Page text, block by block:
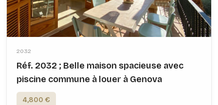
2032
Réf. 2032 ; Belle maison spacieuse avec
piscine commune à louer à Genova
4,800 €